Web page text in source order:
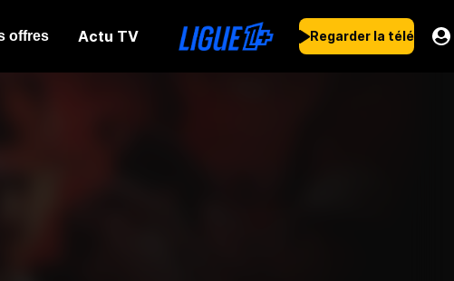
offres Actu TV Regarder la télé